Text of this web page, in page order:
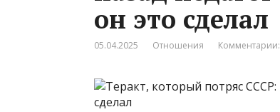
он это сделал
05.04.2025 Отношения